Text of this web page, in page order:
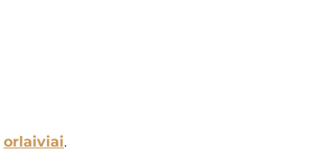
orlaiviai.